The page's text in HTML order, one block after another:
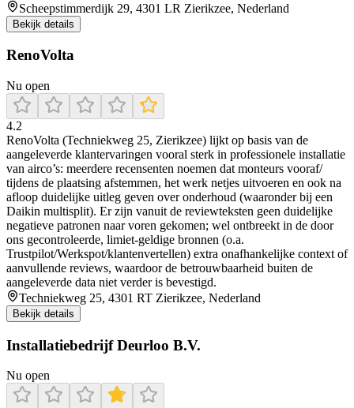
Scheepstimmerdijk 29, 4301 LR Zierikzee, Nederland
Bekijk details
RenoVolta
Nu open
4.2
RenoVolta (Techniekweg 25, Zierikzee) lijkt op basis van de
aangeleverde klantervaringen vooral sterk in professionele installatie
van airco’s: meerdere recensenten noemen dat monteurs vooraf/
tijdens de plaatsing afstemmen, het werk netjes uitvoeren en ook na
afloop duidelijke uitleg geven over onderhoud (waaronder bij een
Daikin multisplit). Er zijn vanuit de reviewteksten geen duidelijke
negatieve patronen naar voren gekomen; wel ontbreekt in de door
ons gecontroleerde, limiet-geldige bronnen (o.a.
Trustpilot/Werkspot/klantenvertellen) extra onafhankelijke context of
aanvullende reviews, waardoor de betrouwbaarheid buiten de
aangeleverde data niet verder is bevestigd.
Techniekweg 25, 4301 RT Zierikzee, Nederland
Bekijk details
Installatiebedrijf Deurloo B.V.
Nu open